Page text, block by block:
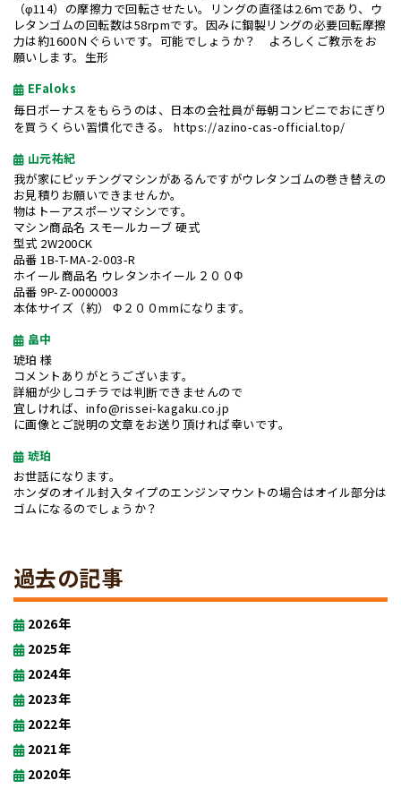
（φ114）の摩擦力で回転させたい。リングの直径は2.6ｍであり、ウ
レタンゴムの回転数は58rpmです。因みに鋼製リングの必要回転摩擦
力は約1600Ｎぐらいです。可能でしょうか？ よろしくご教示をお
願いします。生形
EFaloks
毎日ボーナスをもらうのは、日本の会社員が毎朝コンビニでおにぎり
を買うくらい習慣化できる。 https://azino-cas-official.top/
山元祐紀
我が家にピッチングマシンがあるんですがウレタンゴムの巻き替えの
お見積りお願いできませんか。
物はトーアスポーツマシンです。
マシン商品名 スモールカーブ 硬式
型式 2W200CK
品番 1B-T-MA-2-003-R
ホイール商品名 ウレタンホイール２００Φ
品番 9P-Z-0000003
本体サイズ（約） Φ２００mmになります。
畠中
琥珀 様
コメントありがとうございます。
詳細が少しコチラでは判断できませんので
宜しければ、info@rissei-kagaku.co.jp
に画像とご説明の文章をお送り頂ければ幸いです。
琥珀
お世話になります。
ホンダのオイル封入タイプのエンジンマウントの場合はオイル部分は
ゴムになるのでしょうか？
過去の記事
2026年
2025年
2024年
2023年
2022年
2021年
2020年